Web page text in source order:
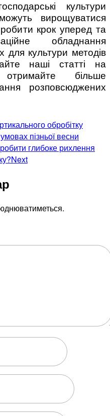
культури
вирощуватися
крок уперед та
обладнання
для культури методів
наші статті на
більше
розповсюджених
обробітку
пізньої весни
глибоке рихлення
Next